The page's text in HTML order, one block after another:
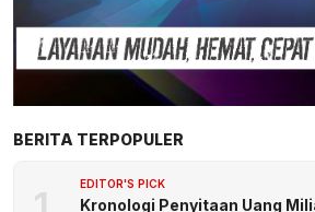
BERITA TERPOPULER
EDITOR'S PICK
Kronologi Penyitaan Uang